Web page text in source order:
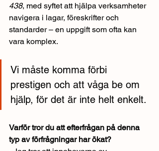
438, med syftet att hjälpa verksamheter
navigera i lagar, föreskrifter och
standarder – en uppgift som ofta kan
vara komplex.
Vi måste komma förbi
prestigen och att våga be om
hjälp, för det är inte helt enkelt.
Varför tror du att efterfrågan på denna
typ av förfrågningar har ökat?